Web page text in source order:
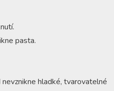
pasta.
hladké, tvarovatelné